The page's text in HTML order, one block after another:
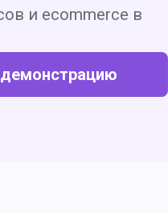
и ecommerce в